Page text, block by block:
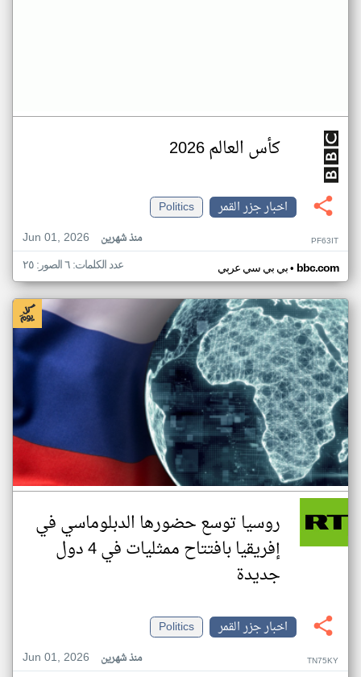
كأس العالم 2026
اخبار جزر القمر
Politics
Jun 01, 2026
منذ شهرين PF63IT
بي بي سي عربي• bbc.com عدد الكلمات: ٦ الصور: ٢٥
روسيا توسع حضورها الدبلوماسي في
إفريقيا بافتتاح ممثليات في 4 دول
جديدة
اخبار جزر القمر
Politics
Jun 01, 2026
منذ شهرين TN75KY